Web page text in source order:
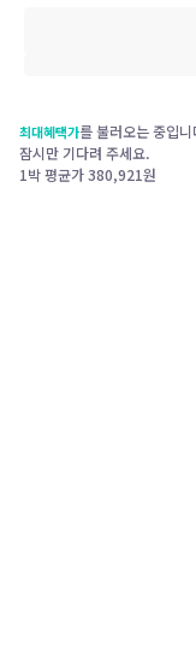
최대혜택가를 불러오는 중입니
잠시만 기다려 주세요.
1박 평균가380,921원